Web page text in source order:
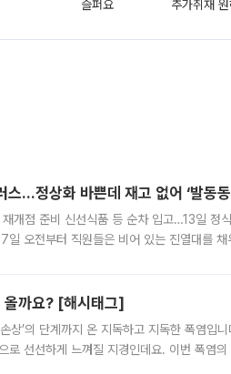
슬퍼요 추가취재
…정상화 바쁜데 재고 없어 ‘발동
개점 준비 신선식품 등 순차 입고…13일 정
일 오전부터 직원들은 비어 있는 진열대를
올까요? [해시태그]
상’의 단계까지 온 지독하고 지독한 폭염
로 선선하게 느껴질 지경인데요. 이번 폭염